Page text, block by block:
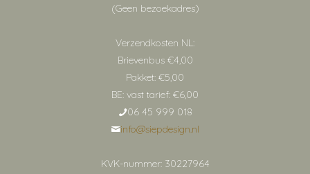
(Geen bezoekadres)
Verzendkosten NL:
Brievenbus €4,00
Pakket: €5,00
BE: vast tarief: €6,00
06 45 999 018
info@siepdesign.nl
KVK-nummer: 30227964